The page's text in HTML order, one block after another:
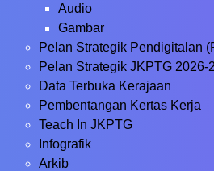
Audio
Gambar
Pelan Strategik Pendigitalan
Pelan Strategik JKPTG 2026-
Data Terbuka Kerajaan
Pembentangan Kertas Kerja
Teach In JKPTG
Infografik
Arkib